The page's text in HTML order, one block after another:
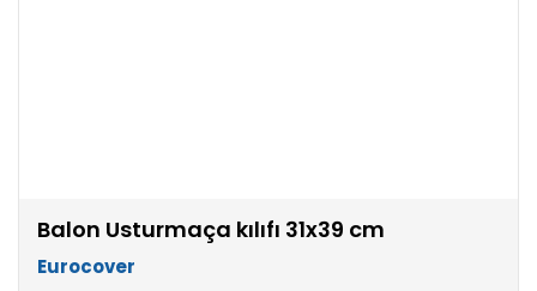
Balon Usturmaça kılıfı 31x39 cm
Eurocover